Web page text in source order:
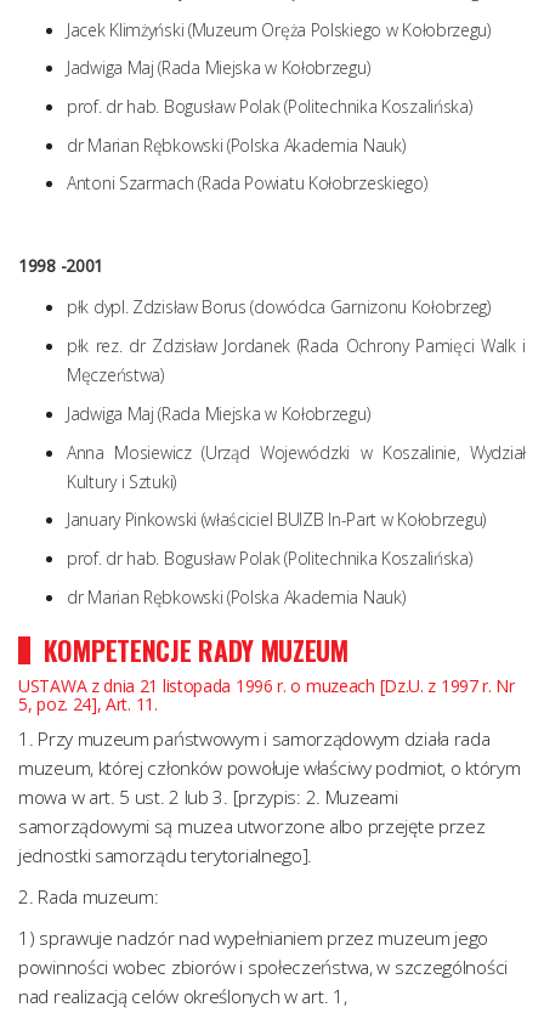
Jacek Klimżyński (Muzeum Oręża Polskiego w Kołobrzegu)
Jadwiga Maj (Rada Miejska w Kołobrzegu)
prof. dr hab. Bogusław Polak (Politechnika Koszalińska)
dr Marian Rębkowski (Polska Akademia Nauk)
Antoni Szarmach (Rada Powiatu Kołobrzeskiego)
1998 -2001
płk dypl. Zdzisław Borus (dowódca Garnizonu Kołobrzeg)
płk rez. dr Zdzisław Jordanek (Rada Ochrony Pamięci Walk i
Męczeństwa)
Jadwiga Maj (Rada Miejska w Kołobrzegu)
Anna Mosiewicz (Urząd Wojewódzki w Koszalinie, Wydział
Kultury i Sztuki)
January Pinkowski (właściciel BUIZB In-Part w Kołobrzegu)
prof. dr hab. Bogusław Polak (Politechnika Koszalińska)
dr Marian Rębkowski (Polska Akademia Nauk)
KOMPETENCJE RADY MUZEUM
USTAWA z dnia 21 listopada 1996 r. o muzeach [Dz.U. z 1997 r. Nr
5, poz. 24], Art. 11.
1. Przy muzeum państwowym i samorządowym działa rada
muzeum, której członków powołuje właściwy podmiot, o którym
mowa w art. 5 ust. 2 lub 3. [przypis: 2. Muzeami
samorządowymi są muzea utworzone albo przejęte przez
jednostki samorządu terytorialnego].
2. Rada muzeum:
1) sprawuje nadzór nad wypełnianiem przez muzeum jego
powinności wobec zbiorów i społeczeństwa, w szczególności
nad realizacją celów określonych w art. 1,